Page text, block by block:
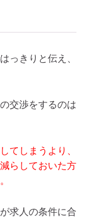
っきりと伝え、
交渉をするのは
てしまうより、
らしておいた方
求人の条件に合